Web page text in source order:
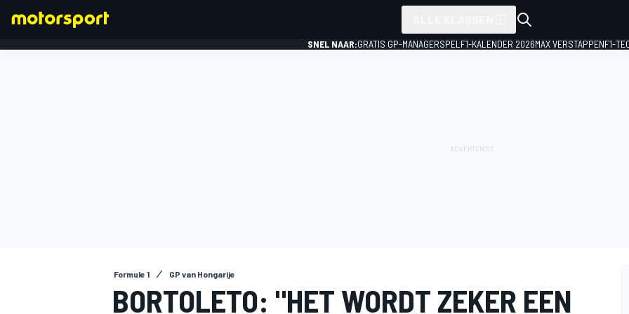
SNEL NAAR:GRATIS GP-MANAGERSPEL F1-KALENDER 2026MAX VERSTAPPENF1-
Formule 1 GP van Hongarije
BORTOLETO: "HET WORDT ZEKER EEN